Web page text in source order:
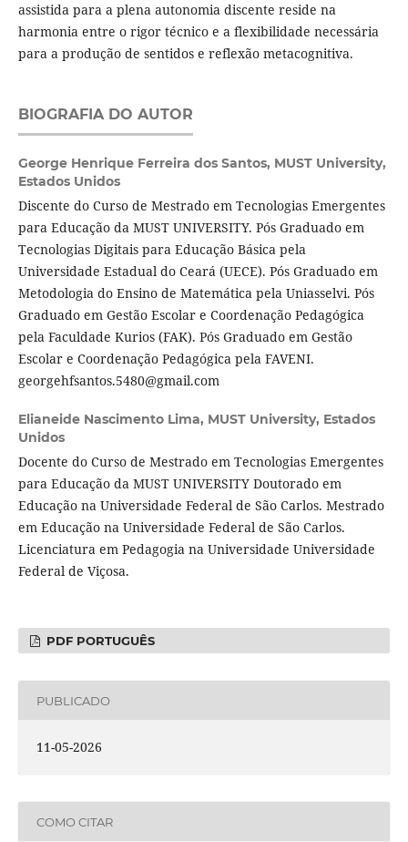
assistida para a plena autonomia discente reside na
harmonia entre o rigor técnico e a flexibilidade necessária
para a produção de sentidos e reflexão metacognitiva.
BIOGRAFIA DO AUTOR
George Henrique Ferreira dos Santos, MUST University,
Estados Unidos
Discente do Curso de Mestrado em Tecnologias Emergentes
para Educação da MUST UNIVERSITY. Pós Graduado em
Tecnologias Digitais para Educação Básica pela
Universidade Estadual do Ceará (UECE). Pós Graduado em
Metodologia do Ensino de Matemática pela Uniasselvi. Pós
Graduado em Gestão Escolar e Coordenação Pedagógica
pela Faculdade Kurios (FAK). Pós Graduado em Gestão
Escolar e Coordenação Pedagógica pela FAVENI.
georgehfsantos.5480@gmail.com
Elianeide Nascimento Lima, MUST University, Estados
Unidos
Docente do Curso de Mestrado em Tecnologias Emergentes
para Educação da MUST UNIVERSITY Doutorado em
Educação na Universidade Federal de São Carlos. Mestrado
em Educação na Universidade Federal de São Carlos.
Licenciatura em Pedagogia na Universidade Universidade
Federal de Viçosa.
PDF PORTUGUÊS
PUBLICADO
11-05-2026
COMO CITAR